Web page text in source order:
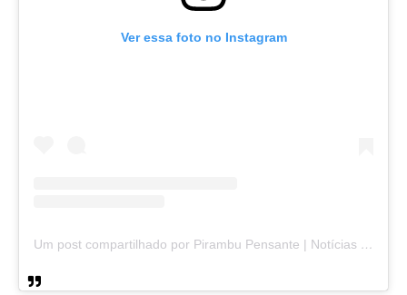
Ver essa foto no Instagram
Um post compartilhado por Pirambu Pensante | Notícias & Entretenimento (@pirambupensante)